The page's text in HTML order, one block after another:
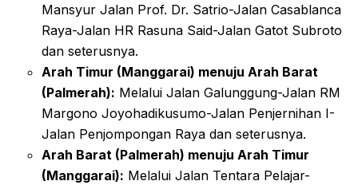
Mansyur Jalan Prof. Dr. Satrio-Jalan Casablanca
Raya-Jalan HR Rasuna Said-Jalan Gatot Subroto
dan seterusnya.
Arah Timur (Manggarai) menuju Arah Barat
(Palmerah): Melalui Jalan Galunggung-Jalan RM
Margono Joyohadikusumo-Jalan Penjernihan I-
Jalan Penjompongan Raya dan seterusnya.
Arah Barat (Palmerah) menuju Arah Timur
(Manggarai): Melalui Jalan Tentara Pelajar-